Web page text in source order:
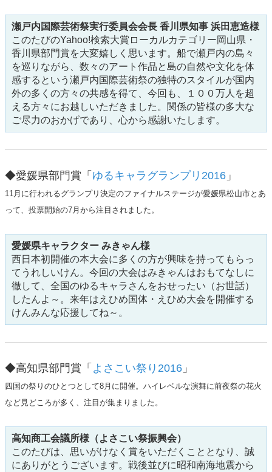
瀬戸内国際芸術祭実行委員会会長 香川県知事 浜田恵造様
このたびのYahoo!検索大賞ローカルカテゴリー岡山県・
香川県部門賞を大変嬉しく思います。船で瀬戸内の島々
を巡りながら、数々のアート作品と島の自然や文化を体
感するという瀬戸内国際芸術祭の独特のスタイルが国内
外の多くの方々の共感を得て、今回も、１００万人を超
える方々にお越しいただきました。関係の皆様の多大な
ご尽力のおかげであり、心から感謝いたします。
◆愛媛県部門賞「 ゆるキャラグランプリ2016 」
11月に行われるグランプリ決定のファイナルステージが愛媛県松山市とあ
って、投票開始の7月から注目されました。
愛媛県キャラクター みきゃん様
西日本初開催の本大会に多くの方が興味を持ってもらっ
てうれしいけん。今回の大会はみきゃんはおもてなしに
徹して、全国のゆるキャラさんをおせったい（お世話）
したんよ～。来年はえひめ国体・えひめ大会を開催する
けんみんな応援してね～。
◆高知県部門賞「 よさこい祭り2016 」
四国の祭りのひとつとして8月に開催。ハイレベルな演舞に前夜祭の花火
など見どころが多く、注目が集まりました。
高知商工会議所様（よさこい祭振興会）
このたびは、思いがけなく賞をいただくこととなり、誠
にありがとうございます。戦後並びに昭和南海地震から